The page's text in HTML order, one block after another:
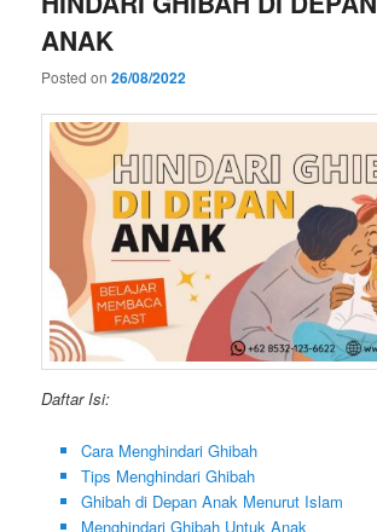
ANAK
Posted on26/08/2022
Daftar Isi:
Cara Menghindari Ghibah
Tips Menghindari Ghibah
Ghibah di Depan Anak Menurut Islam
Menghindari Ghibah Untuk Anak